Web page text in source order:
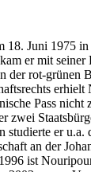
Juni 1975 in
er mit seiner
der rot-grünen
Pass nicht
zwei
er u.a.
an der
ist